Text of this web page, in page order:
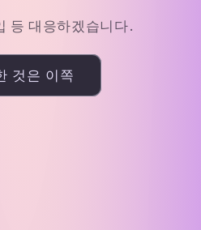
등 대응하겠습니다.
것은 이쪽